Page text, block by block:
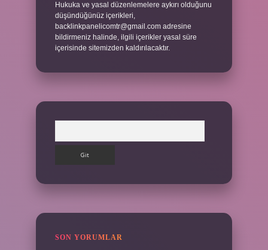
Hukuka ve yasal düzenlemelere aykırı olduğunu
düşündüğünüz içerikleri,
backlinkpanelicomtr@gmail.com adresine
bildirmeniz halinde, ilgili içerikler yasal süre
içerisinde sitemizden kaldırılacaktır.
SON YORUMLAR